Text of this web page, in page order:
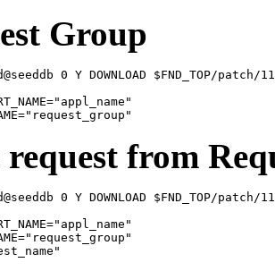
Group
0 Y DOWNLOAD $FND_TOP/
request from
0 Y DOWNLOAD $FND_TOP/